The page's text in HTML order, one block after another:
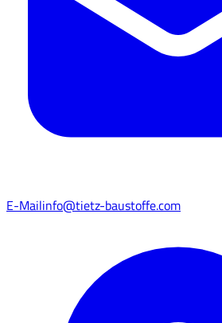
E-Mailinfo@tietz-baustoffe.com